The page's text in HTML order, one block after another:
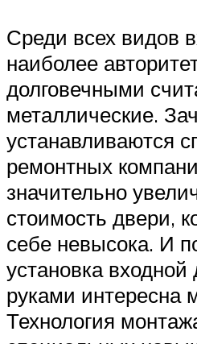
Среди всех видов
наиболее
долговечными
металлические.
устанавливаются
ремонтных
значительно
стоимость двери,
себе невысока. И
установка
руками интересна
Технология